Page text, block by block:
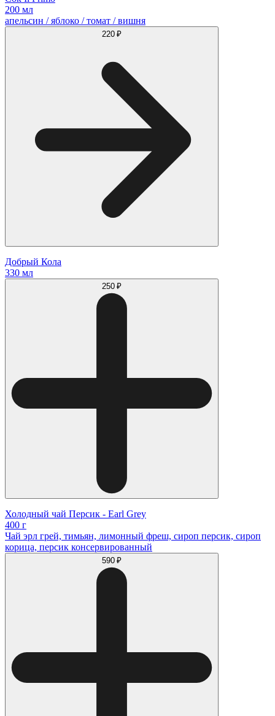
200 мл
апельсин / яблоко / томат / вишня
220 ₽
Добрый Кола
330 мл
250 ₽
Холодный чай Персик - Earl Grey
400 г
Чай эрл грей, тимьян, лимонный фреш, сироп персик, сироп
корица, персик консервированный
590 ₽